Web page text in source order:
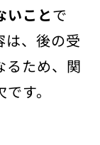
いことで
は、後の受
るため、関
す。